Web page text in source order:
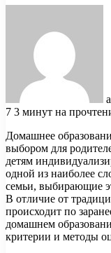
7 3 минут на
Домашнее
выбором для
детям
одной из наиболее
семьи, выбирающие
В отличие от
происходит по
домашнем
критерии и методы